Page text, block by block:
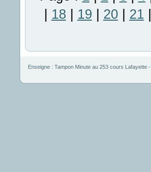
18 19 20 21
Enseigne : Tampon Minuteau 253 cours Lafayette-